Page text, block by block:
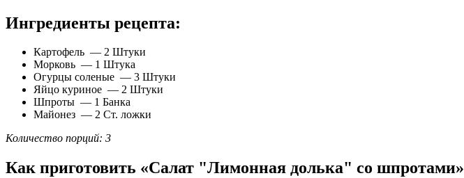
Ингредиенты рецепта:
Картофель — 2 Штуки
Морковь — 1 Штука
Огурцы соленые — 3 Штуки
Яйцо куриное — 2 Штуки
Шпроты — 1 Банка
Майонез — 2 Ст. ложки
Количество порций: 3
Как приготовить «Салат "Лимонная долька" со шпротами»